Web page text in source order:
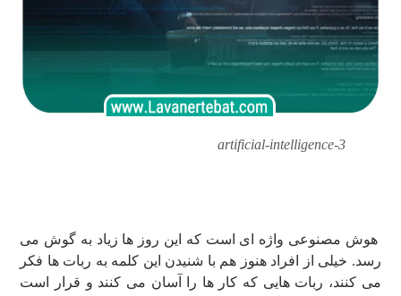
artificial-intelligence-3
هوش مصنوعی واژه ای است که این روز ها زیاد به گوش می
رسد. خیلی از افراد هنوز هم با شنیدن این کلمه به ربات ها فکر
می کنند، ربات هایی که کار ها را آسان می کنند و قرار است